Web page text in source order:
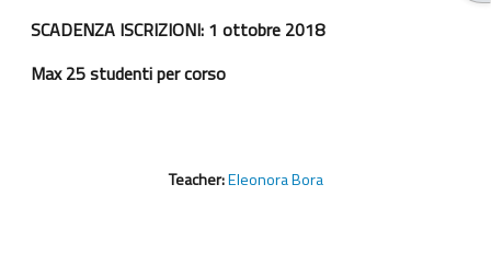
SCADENZA ISCRIZIONI: 1 ottobre 2018
Max 25 studenti per corso
Teacher:Eleonora Bora